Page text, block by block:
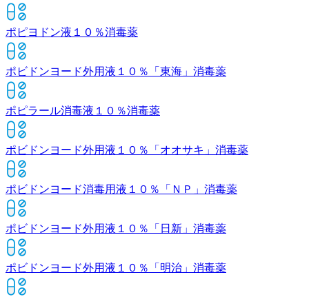
ポピヨドン液１０％消毒薬
ポビドンヨード外用液１０％「東海」 消毒薬
ポピラール消毒液１０％消毒薬
ポビドンヨード外用液１０％「オオサキ」 消毒薬
ポビドンヨード消毒用液１０％「ＮＰ」 消毒薬
ポビドンヨード外用液１０％「日新」 消毒薬
ポビドンヨード外用液１０％「明治」 消毒薬